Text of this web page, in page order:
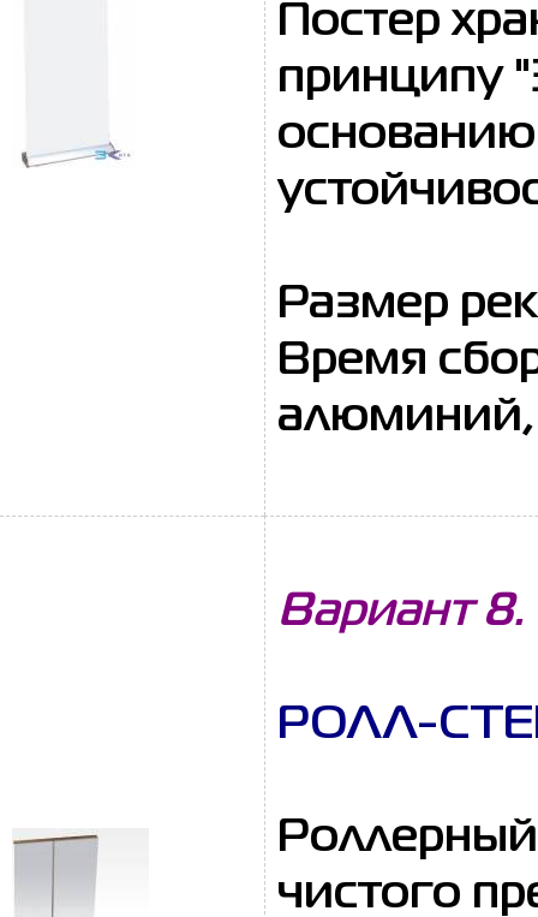
Постер
принципу
Размер
Время
алюминий,
Вариант 8.
РОЛЛ-
чистого